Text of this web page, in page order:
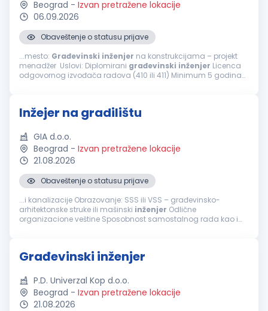
Beograd - Izvan pretražene lokacije
06.09.2026
Obaveštenje o statusu prijave
...mesto: Građevinski inženjer na konstrukcijama – projekt
menadžer Uslovi: Diplomirani građevinski inženjer Licenca
odgovornog izvođača radova (410 ili 411) Minimum 5 godina
Inžejer na gradilištu
GIA d.o.o.
Beograd - Izvan pretražene lokacije
21.08.2026
Obaveštenje o statusu prijave
...i kanalizacije Obrazovanje: SSS ili VSS – građevinsko-
arhitektonske struke ili mašinski inženjer Odlične
organizacione veštine Sposobnost samostalnog rada kao i
Građevinski inženjer
P.D. Univerzal Kop d.o.o.
Beograd - Izvan pretražene lokacije
21.08.2026